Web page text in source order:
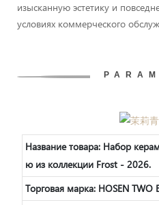
изысканную эстетику и
условиях коммерческого
Название товара: Набор
ю из коллекции Frost - 2026.
Торговая марка: HOSEN TWO